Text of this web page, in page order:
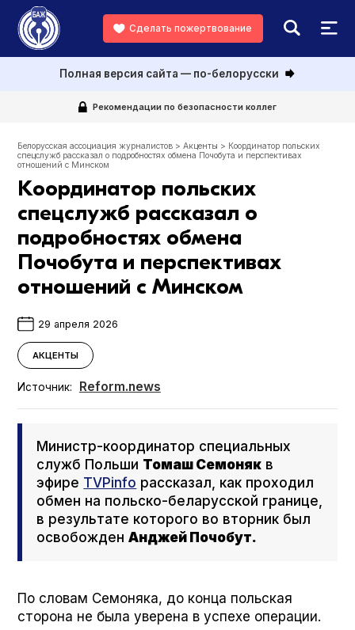
Сделать пожертвование
Полная версия сайта — по-белорусски
Рекомендации по безопасности коллег
Белорусская ассоциация журналистов >Акценты > Координатор польских
спецслужб рассказал о подробностях обмена Почобута и перспективах
отношений с Минском
Координатор польских
спецслужб рассказал о
подробностях обмена
Почобута и перспективах
отношений с Минском
29 апреля 2026
АКЦЕНТЫ
Источник: Reform.news
Министр-координатор специальных
служб Польши Томаш Семоняк в
эфире TVPin­fo рассказал, как проходил
обмен на польско-беларусской границе,
в результате которого во вторник был
освобожденАнджей Почобут.
По словам Семоняка, до конца польская
сторона не была уверена в успехе операции.